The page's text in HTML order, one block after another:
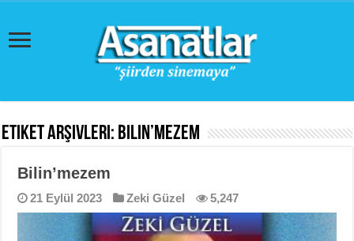
Etiket Arşivleri: Bilin’mezem
Bilin’mezem
21 Eylül 2023 Zeki Güzel 5,247